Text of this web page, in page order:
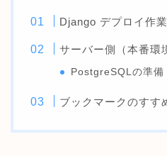
Django デプロイ作
サーバー側（本番環
PostgreSQLの準備
ブックマークのすす